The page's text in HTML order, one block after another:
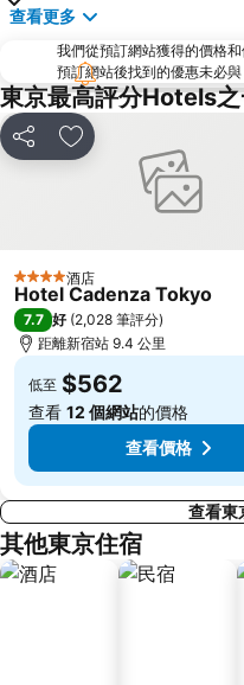
羽田機場 東京國際機場
築地魚市場
Kawasaki Station
Nippori Station
Tachikawa Station
水道橋站
Shinagawa
Fujisawa Station
Chiba Station
查看更多
我們從預訂網站獲得的價格
預訂網站後找到的優惠未必
東京最高評分Hotels
分享 放到收藏夾
4 星級 酒店
Hotel Cadenza Tokyo
7.7 好 (2,028 筆評分)
距離新宿站 9.4 公里
低至 $562
查看 12 個網站的價格
查看價格
查看東
其他東京住宿